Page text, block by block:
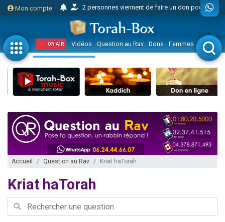
Mon compte
Il reste 49 places pour étudier en groupe sur Zoom
23 personnes viennent de faire un don pour Diane, 80 ans, dans un appartement insalubre
Eva vient de donner son Maasser
4 personnes viennent de nous rejoindre sur WhatsApp
3 personnes viennent de faire un don pour 5 jours de vacances aux Orphelins
Odaya vient de donner son Maasser
13 personnes viennent de demander une bénédiction
12 nouvelles musiques dans Torah-Box Music
Il reste 49 places pour étudier en groupe sur Zoom
ON AIR Vidéos Question au Rav Dons Femmes Enfants
Accueil Question au Rav Kriat haTorah
Kriat haTorah